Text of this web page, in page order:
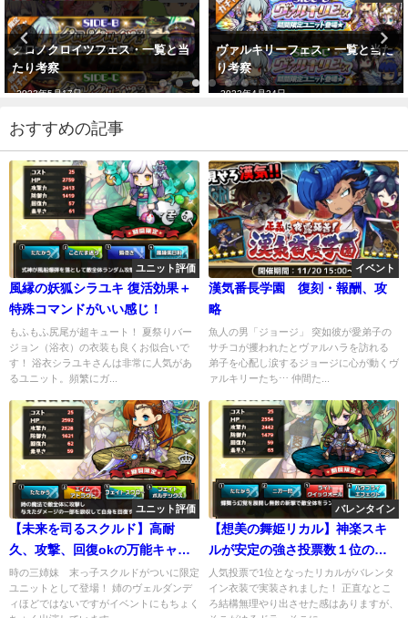
ヴァルキリーフェス・一覧と当た
り考察
2022年4月24日
幻夢郷フェス当たりは誰？オスス
メはこれ
2021年12月25日
おすすめの記事
ユニット評価
風縁の妖狐シラユキ 復活効果＋
特殊コマンドがいい感じ！
もふもふ尻尾が超キュート！ 夏祭りバー
ジョン（浴衣）の衣装も良くお似合いで
す！ 浴衣シラユキさんは非常に人気があ
るユニット。頻繁にガ...
イベント
漢気番長学園 復刻・報酬、攻
略
魚人の男「ジョージ」 突如彼が愛弟子の
サチコが攫われたとヴァルハラを訪れる
弟子を心配し涙するジョージに心が動くヴ
ァルキリーたち⋯ 仲間た...
ユニット評価
【未来を司るスクルド】高耐
久、攻撃、回復okの万能キャラ
登場⁉
時の三姉妹 末っ子スクルドがついに限定
ユニットとして登場！ 姉のヴェルダンデ
ィほどではないですがイベントにもちょく
バレンタイン
【想美の舞姫リカル】神楽スキ
ルが安定の強さ投票数１位の実
力
人気投票で1位となったリカルがバレンタ
イン衣装で実装されました！ 正直なとこ
ろ結構無理やり出させた感はありますが、